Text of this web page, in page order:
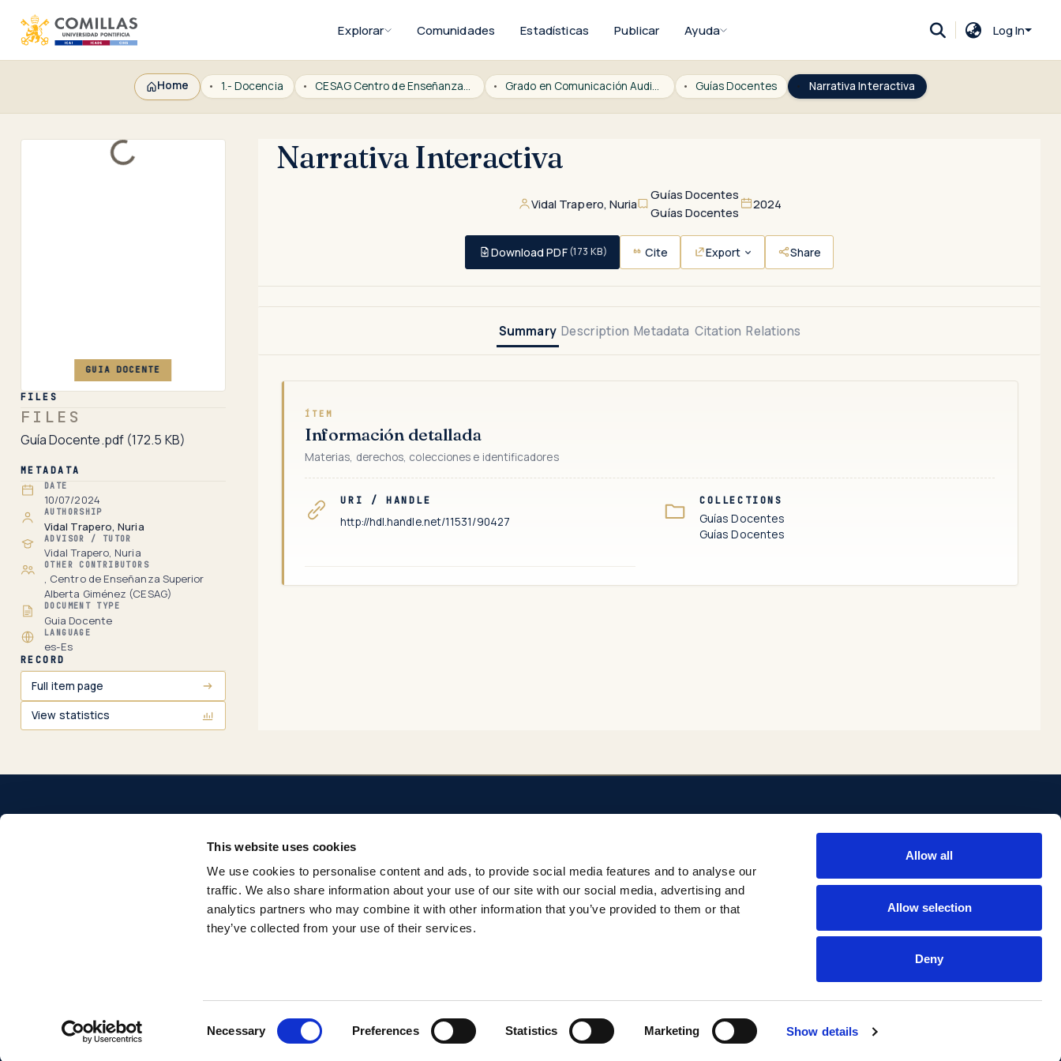
This website uses cookies
We use cookies to personalise content and ads, to provide social media features and to analyse our
traffic. We also share information about your use of our site with our social media, advertising and
analytics partners who may combine it with other information that you’ve provided to them or that
they’ve collected from your use of their services.
Necessary Preferences Statistics Marketing Show details
Allow all
Allow selection
Deny
Explorar Comunidades Estadísticas Publicar Ayuda Log In
Home 1.- Docencia CESAG Centro de Enseñanza Superior Alberta Giménez Grado en Comunicación Audiovisual Guías Docentes Narrativa Interactiva
Loading...
GUIA DOCENTE
FILES
FILES
Guía Docente.pdf (172.5 KB)
METADATA
DATE
10/07/2024
AUTHORSHIP
Vidal Trapero, Nuria
ADVISOR / TUTOR
Vidal Trapero, Nuria
OTHER CONTRIBUTORS
, Centro de Enseñanza Superior
Alberta Giménez (CESAG)
DOCUMENT TYPE
Guia Docente
LANGUAGE
es-Es
RECORD
Full item page
View statistics
Narrativa Interactiva
Vidal Trapero, Nuria
Guías Docentes
Guías Docentes
2024
Download PDF(173 KB) Cite Export Share
Summary Description Metadata Citation Relations
ÍTEM
Información detallada
Materias, derechos, colecciones e identificadores
URI / HANDLE
http://hdl.handle.net/11531/90427
COLLECTIONS
Guías Docentes
Guías Docentes
Comillas. Acceso abierto a la producción académica e
Términos
Contacto
Investigación Comillas
© 2026 Universidad Pontificia Comillas. Todos los derechos reservados.